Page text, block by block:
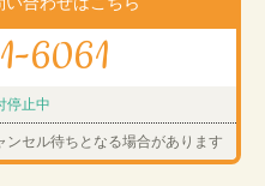
6061
停止中
ンセル待ちとなる場合があります